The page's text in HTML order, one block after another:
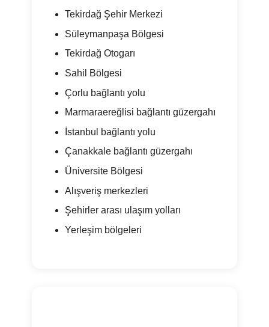
Tekirdağ Şehir Merkezi
Süleymanpaşa Bölgesi
Tekirdağ Otogarı
Sahil Bölgesi
Çorlu bağlantı yolu
Marmaraereğlisi bağlantı güzergahı
İstanbul bağlantı yolu
Çanakkale bağlantı güzergahı
Üniversite Bölgesi
Alışveriş merkezleri
Şehirler arası ulaşım yolları
Yerleşim bölgeleri